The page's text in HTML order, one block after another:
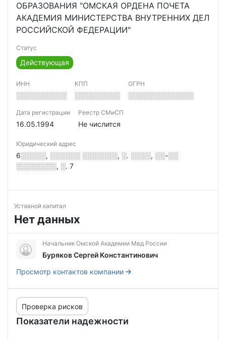
ОБРАЗОВАНИЯ "ОМСКАЯ ОРДЕНА ПОЧЕТА
АКАДЕМИЯ МИНИСТЕРСТВА ВНУТРЕННИХ ДЕЛ
РОССИЙСКОЙ ФЕДЕРАЦИИ"
Статус
Действующая
ИНН
░░░░░░░░░░
КПП
░░░░░░░░░
ОГРН
░░░░░░░░░░░░░
Дата регистрации
16.05.1994
Реестр СМиСП
Не числится
Юридический адрес
6░░░░░, ░░░░░░ ░░░░░░░, ░. ░░░░, ░░-░░
░░░░░░░░, ░. 7
Уставной капитал
Нет данных
Начальник Омской Академии Мвд России
Буряков Сергей Константинович
Просмотр контактов компании
Показатели надежности
Проверка рисков